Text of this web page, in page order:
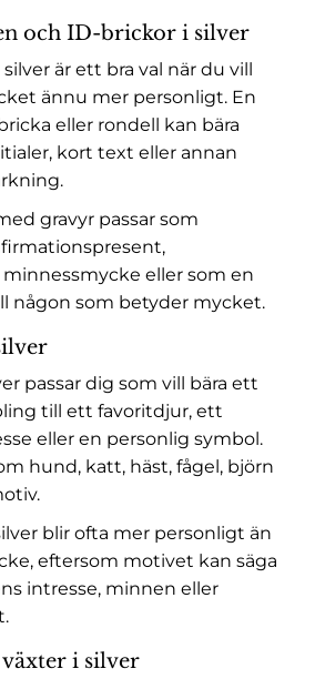
och ID-brickor i silver
är ett bra val när du vill
ännu mer personligt. En
eller rondell kan bära
kort text eller annan
gravyr passar som
eller som en
någon som betyder mycket.
passar dig som vill bära ett
till ett favoritdjur, ett
eller en personlig symbol.
hund, katt, häst, fågel, björn
blir ofta mer personligt än
eftersom motivet kan säga
intresse, minnen eller
i silver